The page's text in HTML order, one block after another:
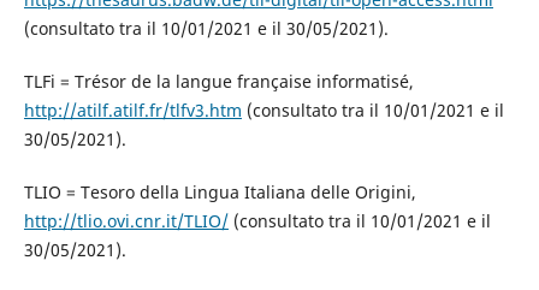
(consultato tra il 10/01/2021 e il 30/05/2021).
TLFi = Trésor de la langue française informatisé,
http://atilf.atilf.fr/tlfv3.htm (consultato tra il 10/01/2021 e il
30/05/2021).
TLIO = Tesoro della Lingua Italiana delle Origini,
http://tlio.ovi.cnr.it/TLIO/(consultato tra il 10/01/2021 e il
30/05/2021).